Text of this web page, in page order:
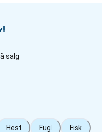
salg
Hest Fugl Fisk